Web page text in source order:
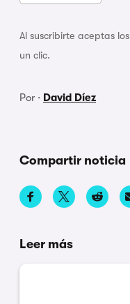
Al suscribirte aceptas los
un clic.
Por · David Díez
Compartir noticia
Leer más